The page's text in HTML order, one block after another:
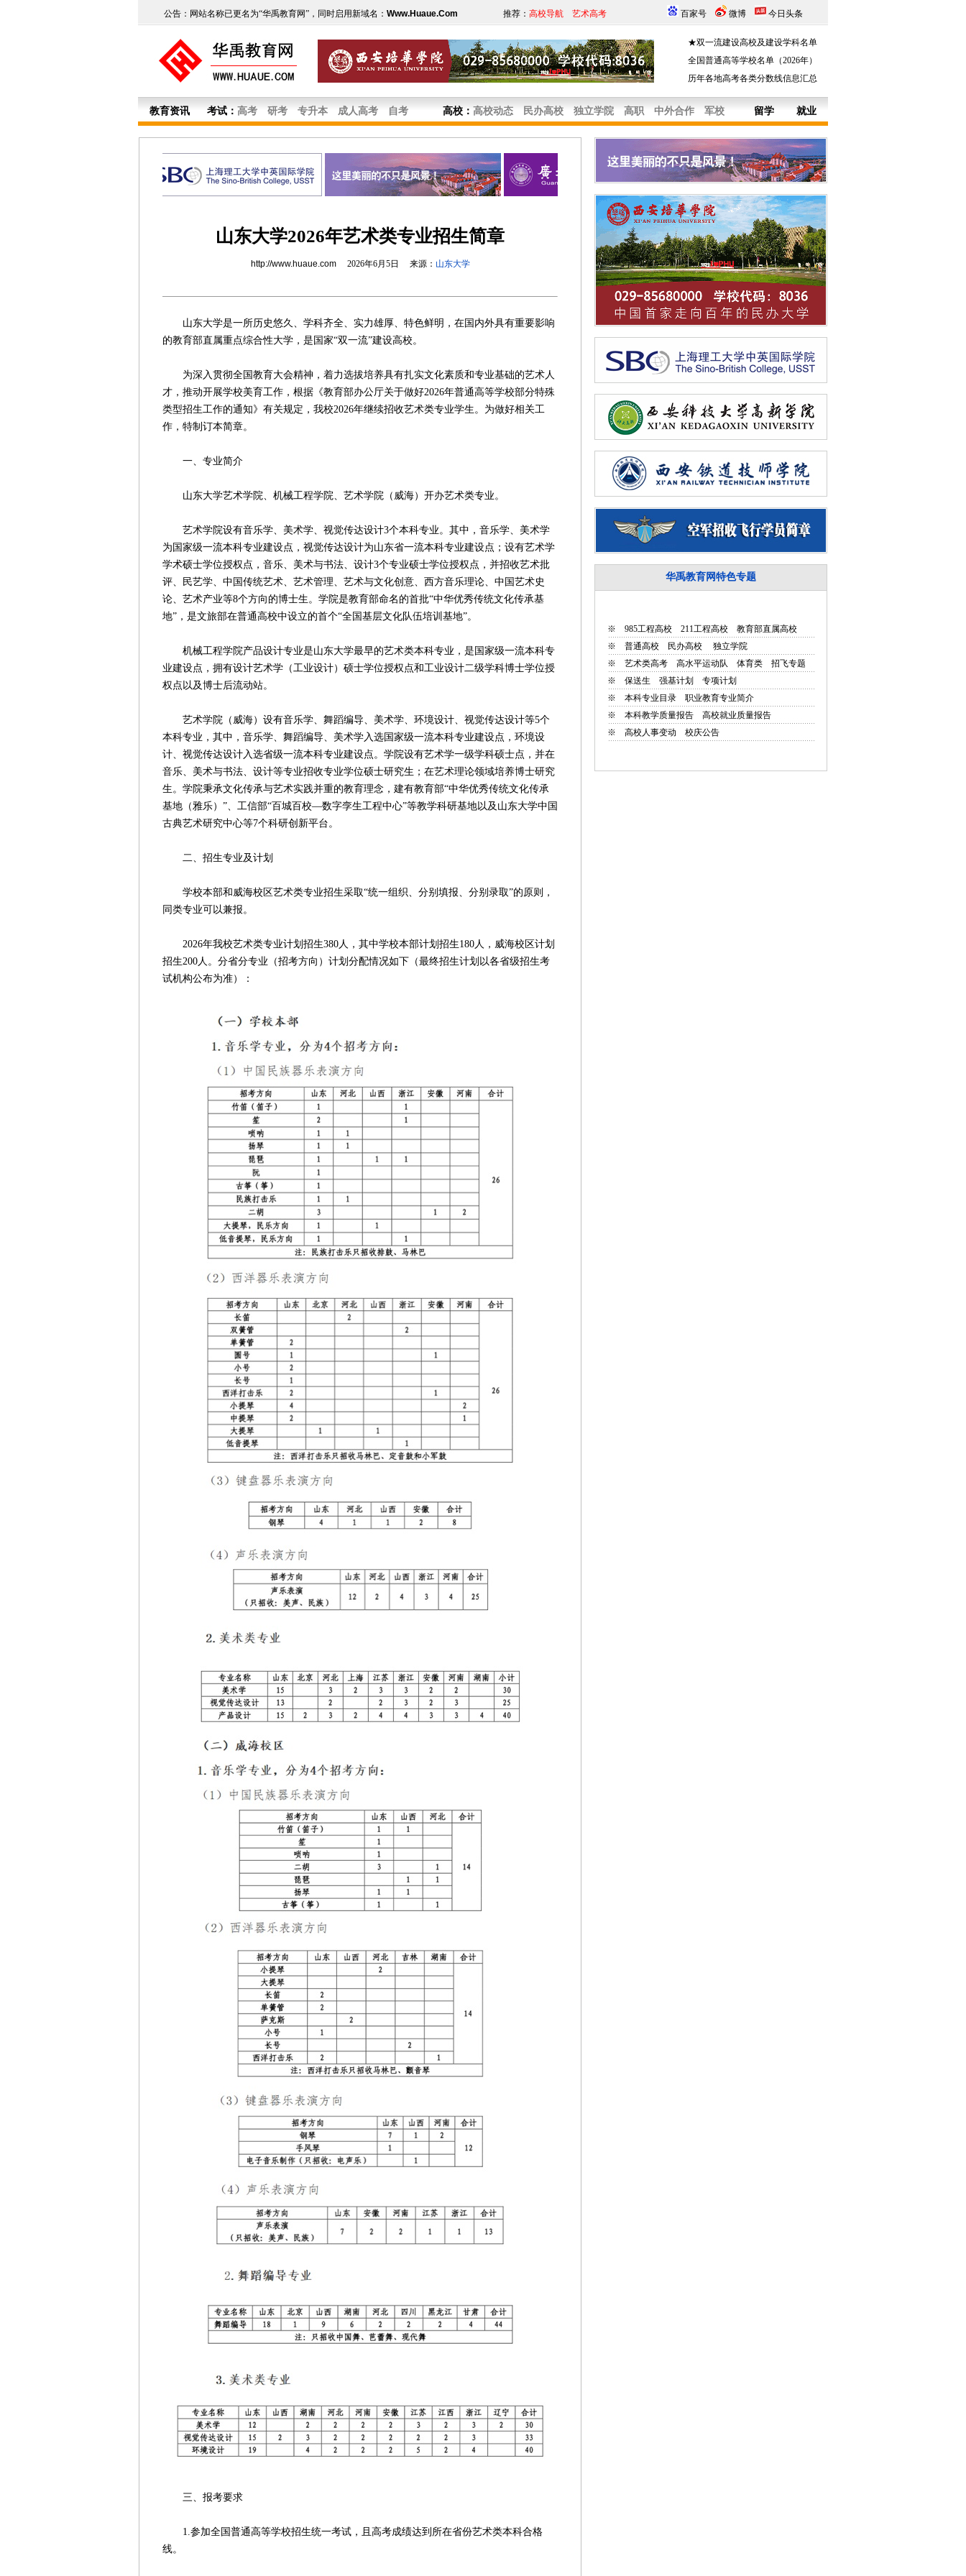
公告：网站名称已更名为“华禹教育网”，同时启用新域名： Www.Huaue.Com 推荐： 高校导航 艺术高考 百家号 微博 今日头条
★双一流建设高校及建设学科名单
全国普通高等学校名单（2026年）
历年各地高考各类分数线信息汇总
教育资讯 考试： 高考 研考 专升本 成人高考 自考 高校： 高校动态 民办高校 独立学院 高职 中外合作 军校 留学 就业
山东大学2026年艺术类专业招生简章
http://www.huaue.com2026年6月5日 来源： 山东大学
山东大学是一所历史悠久、学科齐全、实力雄厚、特色鲜明，在国内外具有重要影响
的教育部直属重点综合性大学，是国家“双一流”建设高校。
为深入贯彻全国教育大会精神，着力选拔培养具有扎实文化素质和专业基础的艺术人
才，推动开展学校美育工作，根据《教育部办公厅关于做好2026年普通高等学校部分特殊
类型招生工作的通知》有关规定，我校2026年继续招收艺术类专业学生。为做好相关工
作，特制订本简章。
一、专业简介
山东大学艺术学院、机械工程学院、艺术学院（威海）开办艺术类专业。
艺术学院设有音乐学、美术学、视觉传达设计3个本科专业。其中，音乐学、美术学
为国家级一流本科专业建设点，视觉传达设计为山东省一流本科专业建设点；设有艺术学
学术硕士学位授权点，音乐、美术与书法、设计3个专业硕士学位授权点，并招收艺术批
评、民艺学、中国传统艺术、艺术管理、艺术与文化创意、西方音乐理论、中国艺术史
论、艺术产业等8个方向的博士生。学院是教育部命名的首批“中华优秀传统文化传承基
地”，是文旅部在普通高校中设立的首个“全国基层文化队伍培训基地”。
机械工程学院产品设计专业是山东大学最早的艺术类本科专业，是国家级一流本科专
业建设点，拥有设计艺术学（工业设计）硕士学位授权点和工业设计二级学科博士学位授
权点以及博士后流动站。
艺术学院（威海）设有音乐学、舞蹈编导、美术学、环境设计、视觉传达设计等5个
本科专业，其中，音乐学、舞蹈编导、美术学入选国家级一流本科专业建设点，环境设
计、视觉传达设计入选省级一流本科专业建设点。学院设有艺术学一级学科硕士点，并在
音乐、美术与书法、设计等专业招收专业学位硕士研究生；在艺术理论领域培养博士研究
生。学院秉承文化传承与艺术实践并重的教育理念，建有教育部“中华优秀传统文化传承
基地（雅乐）”、工信部“百城百校—数字孪生工程中心”等教学科研基地以及山东大学中国
古典艺术研究中心等7个科研创新平台。
二、招生专业及计划
学校本部和威海校区艺术类专业招生采取“统一组织、分别填报、分别录取”的原则，
同类专业可以兼报。
2026年我校艺术类专业计划招生380人，其中学校本部计划招生180人，威海校区计划
招生200人。分省分专业（招考方向）计划分配情况如下（最终招生计划以各省级招生考
试机构公布为准）：
三、报考要求
1.参加全国普通高等学校招生统一考试，且高考成绩达到所在省份艺术类本科合格
线。
华禹教育网特色专题
※ 985工程高校 211工程高校
教育部直属高校
※ 普通高校 民办高校
独立学院
※ 艺术类高考 高水平运动队 体育类
招飞专题
※ 保送生 强基计划
专项计划
※ 本科专业目录
职业教育专业简介
※ 本科教学质量报告
高校就业质量报告
※ 高校人事变动 校庆公告